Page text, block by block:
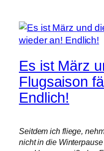
Es ist März
Flugsaison
Endlich!
Seitdem ich fliege,
nicht in die